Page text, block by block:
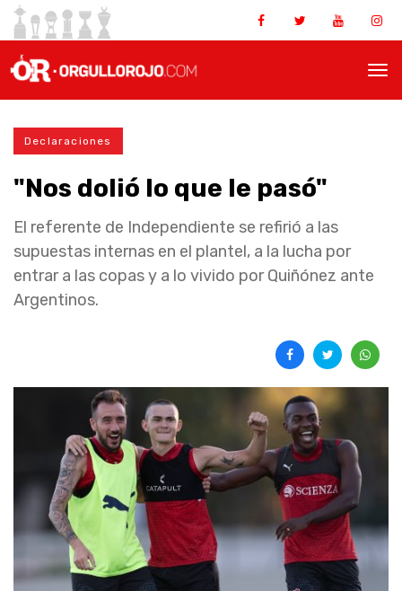
Declaraciones
"Nos dolió lo que le pasó"
El referente de Independiente se refirió a las
supuestas internas en el plantel, a la lucha por
entrar a las copas y a lo vivido por Quiñónez ante
Argentinos.